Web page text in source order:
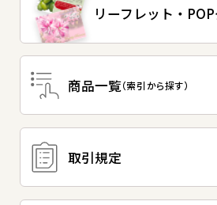
リーフレット・
商品一覧（索引から探す）
取引規定